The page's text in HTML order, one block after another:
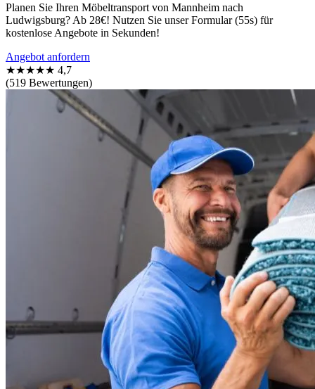
Planen Sie Ihren Möbeltransport von Mannheim nach
Ludwigsburg? Ab 28€! Nutzen Sie unser Formular (55s) für
kostenlose Angebote in Sekunden!
Angebot anfordern
★★★★★ 4,7
(519 Bewertungen)